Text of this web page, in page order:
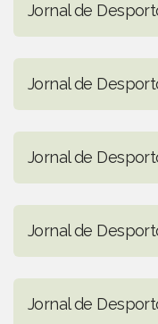
Jornal de
Jornal de
Jornal de
Jornal de
Jornal de